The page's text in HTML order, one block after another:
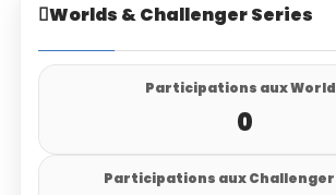
Worlds & Challenger Series
Participations aux
0
Participations aux Challenger